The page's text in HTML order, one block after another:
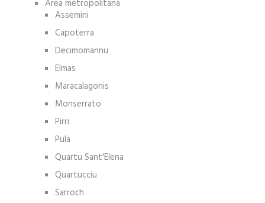
Area metropolitana
Assemini
Capoterra
Decimomannu
Elmas
Maracalagonis
Monserrato
Pirri
Pula
Quartu Sant'Elena
Quartucciu
Sarroch